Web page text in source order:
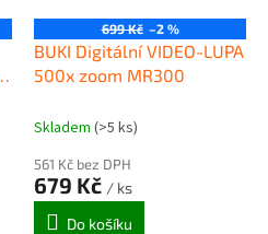
699 Kč –2 %
BUKI Digitální VIDEO-LUPA
500x zoom MR300
Skladem (>5 ks)
561 Kč bez DPH
679 Kč / ks
Do košíku